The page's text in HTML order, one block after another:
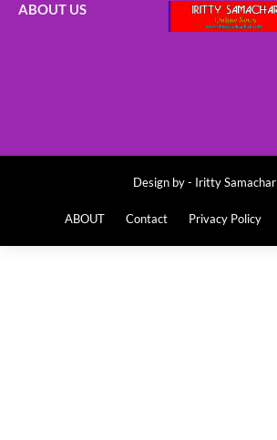
ABOUT US
Design by - Iritty Samachar
ABOUT Contact Privacy Policy